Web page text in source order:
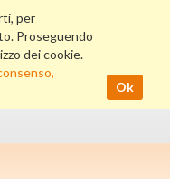
per
Proseguendo
dei cookie.
Ok